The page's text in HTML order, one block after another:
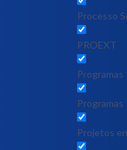
Processo
PROEXT
Programas
Programas
Projetos